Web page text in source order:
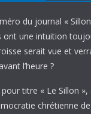
du journal «
ont une intuition
serait vue et
l’heure ?
titre « Le Sillon
chrétienne de